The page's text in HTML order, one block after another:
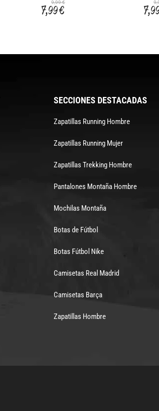
9,99 €
7,99 €
SECCIONES DESTACADAS
Zapatillas Running Hombre
Zapatillas Running Mujer
Zapatillas Trekking Hombre
Pantalones Montaña Hombre
Mochilas Montaña
Botas de Fútbol
Botas Fútbol Nike
Camisetas Real Madrid
Camisetas Barça
Zapatillas Hombre